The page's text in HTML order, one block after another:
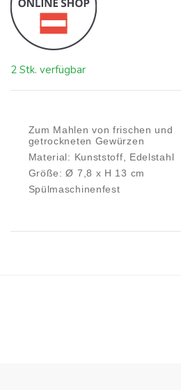
2 Stk. verfügbar
Zum Mahlen von frischen und
getrockneten Gewürzen
Material: Kunststoff, Edelstahl
Größe: Ø 7,8 x H 13 cm
Spülmaschinenfest